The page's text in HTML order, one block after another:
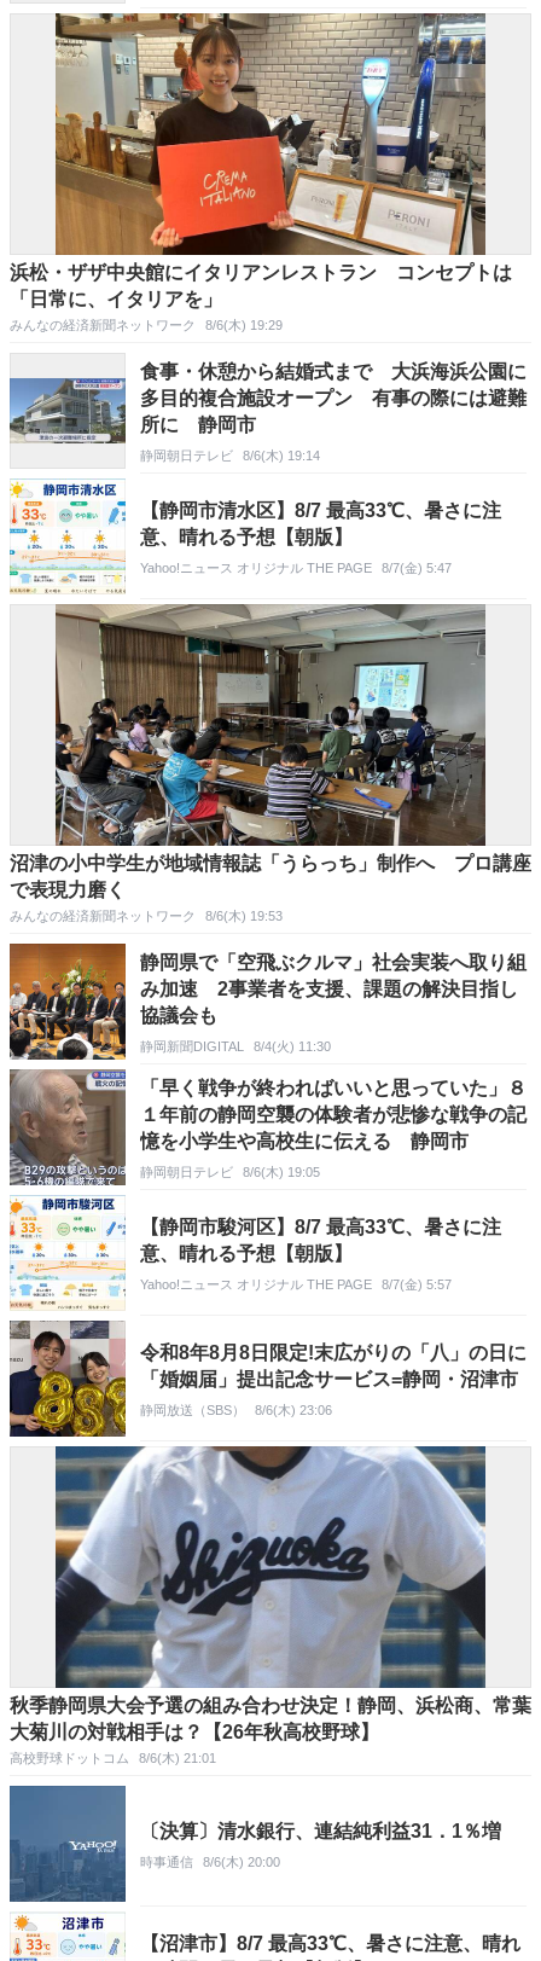
浜松・ザザ中央館にイタリアンレストラン コンセプトは
「日常に、イタリアを」
みんなの経済新聞ネットワーク 8/6(木) 19:29
食事・休憩から結婚式まで 大浜海浜公園に
多目的複合施設オープン 有事の際には避難
所に 静岡市
静岡朝日テレビ 8/6(木) 19:14
【静岡市清水区】8/7 最高33℃、暑さに注
意、晴れる予想【朝版】
Yahoo!ニュース オリジナル THE PAGE 8/7(金) 5:47
沼津の小中学生が地域情報誌「うらっち」制作へ プロ講座
で表現力磨く
みんなの経済新聞ネットワーク 8/6(木) 19:53
静岡県で「空飛ぶクルマ」社会実装へ取り組
み加速 2事業者を支援、課題の解決目指し
協議会も
静岡新聞DIGITAL 8/4(火) 11:30
「早く戦争が終わればいいと思っていた」８
１年前の静岡空襲の体験者が悲惨な戦争の記
憶を小学生や高校生に伝える 静岡市
静岡朝日テレビ 8/6(木) 19:05
【静岡市駿河区】8/7 最高33℃、暑さに注
意、晴れる予想【朝版】
Yahoo!ニュース オリジナル THE PAGE 8/7(金) 5:57
令和8年8月8日限定!末広がりの「八」の日に
「婚姻届」提出記念サービス=静岡・沼津市
静岡放送（SBS） 8/6(木) 23:06
秋季静岡県大会予選の組み合わせ決定！静岡、浜松商、常葉
大菊川の対戦相手は？【26年秋高校野球】
高校野球ドットコム 8/6(木) 21:01
〔決算〕清水銀行、連結純利益31．1％増
時事通信 8/6(木) 20:00
【沼津市】8/7 最高33℃、暑さに注意、晴れ